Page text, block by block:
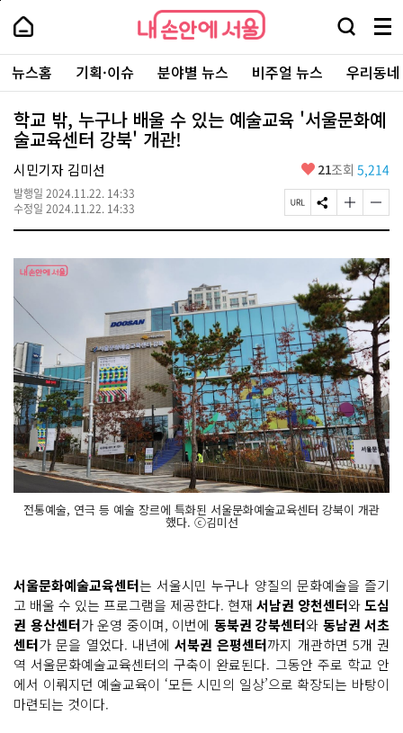
본
로
가
내
손
안
에
서
울
-
서
울
시
대
표
소
통
포
내
손
에
울
검
창
열
기
메
뉴
전
체
보
기
주
요
서
뉴스홈 기획·이슈 분야별 뉴스 비주얼 뉴스 우리동
학교 밖, 누구나 배울 수 있는 예술교육 '서울문화예
술교육센터 강북' 개관!
시민기자 김미선
발행일 2024.11.22. 14:33
수정일 2024.11.22. 14:33
좋
요
21조회 5,214
페
이
U
복
사
S
N
공
하
기
글
자
기
크
게
변
경
하
기
글
자
기
작
게
변
경
하
기
전통예술, 연극 등 예술 장르에 특화된 서울문화예술교육센터 강북이 개관
했다. ⓒ김미선
서울문화예술교육센터는 서울시민 누구나 양질의 문화예술을 즐기
고 배울 수 있는 프로그램을 제공한다. 현재 서남권 양천센터와도심
권 용산센터가 운영 중이며, 이번에 동북권 강북센터와 동남권 서초
센터가 문을 열었다. 내년에 서북권 은평센터까지 개관하면 5개 권
역 서울문화예술교육센터의 구축이 완료된다. 그동안 주로 학교 안
에서 이뤄지던 예술교육이 ‘모든 시민의 일상’으로 확장되는 바탕이
마련되는 것이다.
페
상
단
로